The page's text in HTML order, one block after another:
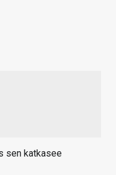
sen katkasee